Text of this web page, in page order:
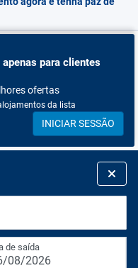
para clientes
ofertas
da lista
INICIAR SESSÃO
de saída
08/2026